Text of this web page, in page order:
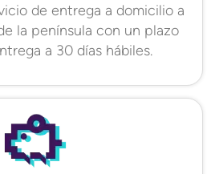
de entrega a domicilio a
la península con un plazo
a 30 días hábiles.